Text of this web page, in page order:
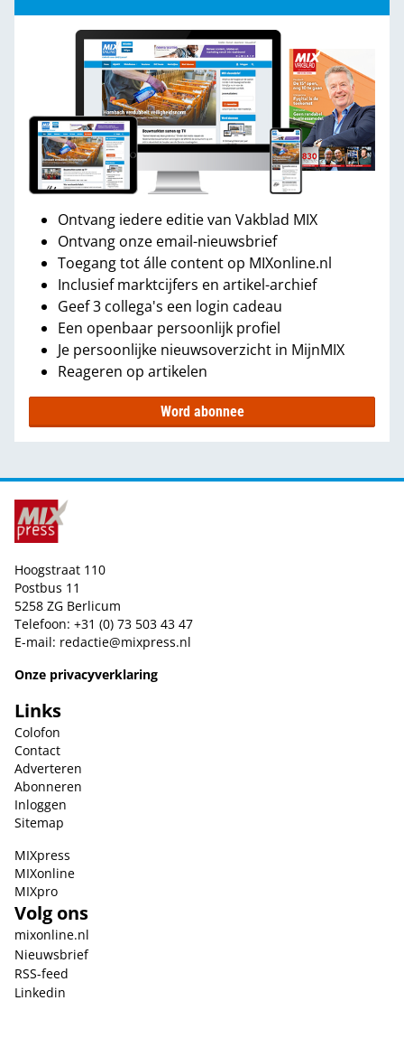
Ontvang iedere editie van Vakblad MIX
Ontvang onze email-nieuwsbrief
Toegang tot álle content op MIXonline.nl
Inclusief marktcijfers en artikel-archief
Geef 3 collega's een login cadeau
Een openbaar persoonlijk profiel
Je persoonlijke nieuwsoverzicht in MijnMIX
Reageren op artikelen
Word abonnee
Hoogstraat 110
Postbus 11
5258 ZG Berlicum
Telefoon: +31 (0) 73 503 43 47
E-mail: redactie@mixpress.nl
Onze privacyverklaring
Links
Colofon
Contact
Adverteren
Abonneren
Inloggen
Sitemap
MIXpress
MIXonline
MIXpro
Volg ons
mixonline.nl
Nieuwsbrief
RSS-feed
Linkedin